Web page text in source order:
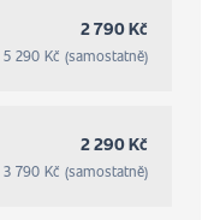
2 790 Kč
5 290 Kč (samostatně)
2 290 Kč
3 790 Kč (samostatně)